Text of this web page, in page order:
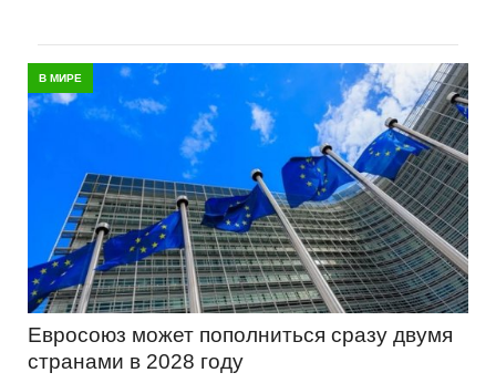
В МИРЕ
Евросоюз может пополниться сразу двумя
странами в 2028 году